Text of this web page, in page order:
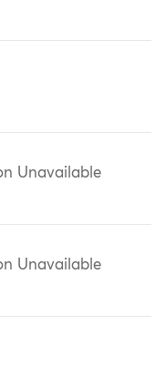
Unavailable
Unavailable